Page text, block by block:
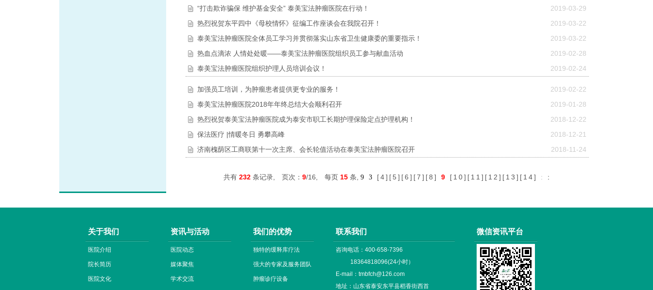
2019-03-29
“打击欺诈骗保 维护基金安全” 泰美宝法肿瘤医院在行动！
2019-03-22
热烈祝贺东平四中《母校情怀》征编工作座谈会在我院召开！
2019-03-22
泰美宝法肿瘤医院全体员工学习并贯彻落实山东省卫生健康委的重要指示！
2019-02-28
热血点滴浓 人情处处暖——泰美宝法肿瘤医院组织员工参与献血活动
2019-02-24
泰美宝法肿瘤医院组织护理人员培训会议！
2019-02-22
加强员工培训，为肿瘤患者提供更专业的服务！
2019-01-28
泰美宝法肿瘤医院2018年年终总结大会顺利召开
2018-12-22
热烈祝贺泰美宝法肿瘤医院成为泰安市职工长期护理保险定点护理机构！
2018-12-21
保法医疗 |情暖冬日 勇攀高峰
2018-11-24
济南槐荫区工商联第十一次主席、会长轮值活动在泰美宝法肿瘤医院召开
共有 232 条记录, 页次： 9/16, 每页 15 条, 9 3 [4][5 ][6 ][7 ][8 ] 9 [ 10][ 11 ][ 12 ][ 13 ][ 14] : :
关于我们
医院介绍
院长简历
医院文化
资讯与活动
医院动态
媒体聚焦
学术交流
我们的优势
独特的缓释库疗法
强大的专家及服务团队
肿瘤诊疗设备
联系我们
咨询电话：400-658-7396
18364818096(24小时）
E-mail：tmbfch@126.com
地址：山东省泰安东平县稻香街西首
微信资讯平台